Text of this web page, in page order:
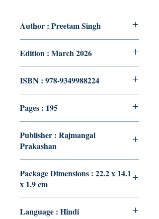
Author : Preetam Singh
Edition : March 2026
ISBN : 978-9349988224
Pages : 195
Publisher : Rajmangal
Prakashan
Package Dimensions : 22.2 x 14.1
x 1.9 cm
Language : Hindi